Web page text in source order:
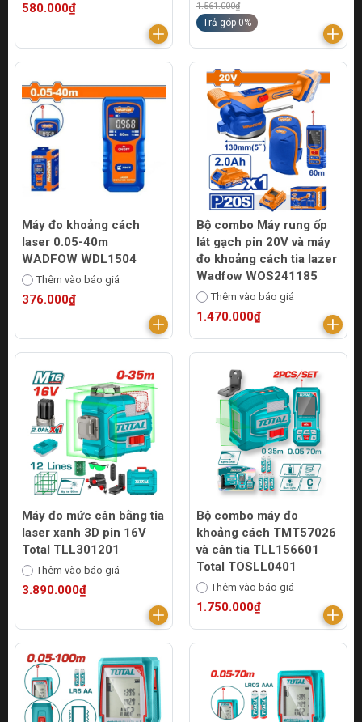
580.000₫ 1.561.000₫
Trả góp 0%
Máy đo khoảng cách
laser 0.05-40m
WADFOW WDL1504
Thêm vào báo giá
376.000₫
Bộ combo Máy rung ốp
lát gạch pin 20V và máy
đo khoảng cách tia lazer
Wadfow WOS241185
Thêm vào báo giá
1.470.000₫
Máy đo mức cân bằng tia
laser xanh 3D pin 16V
Total TLL301201
Thêm vào báo giá
3.890.000₫
Bộ combo máy đo
khoảng cách TMT57026
và cân tia TLL156601
Total TOSLL0401
Thêm vào báo giá
1.750.000₫